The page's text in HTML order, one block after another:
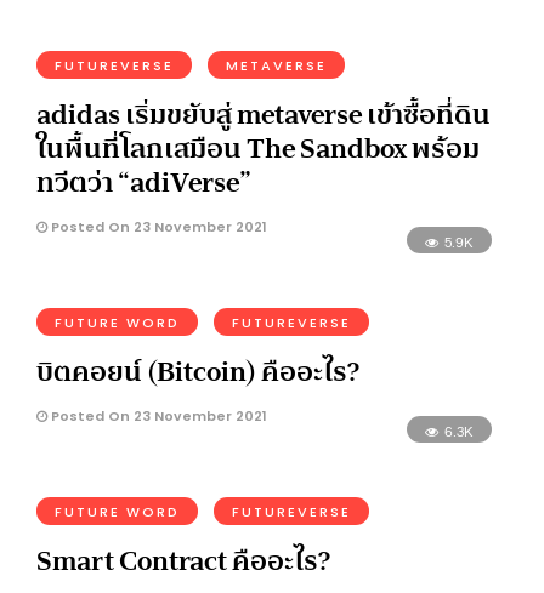
FUTUREVERSE METAVERSE
adidas เริ่มขยับสู่ metaverse เข้าซื้อที่ดิน
ในพื้นที่โลกเสมือน The Sandbox พร้อม
ทวีตว่า “adiVerse”
Posted On 23 November 2021
5.9K
FUTURE WORD FUTUREVERSE
บิตคอยน์ (Bitcoin) คืออะไร?
Posted On 23 November 2021
6.3K
FUTURE WORD FUTUREVERSE
Smart Contract คืออะไร?